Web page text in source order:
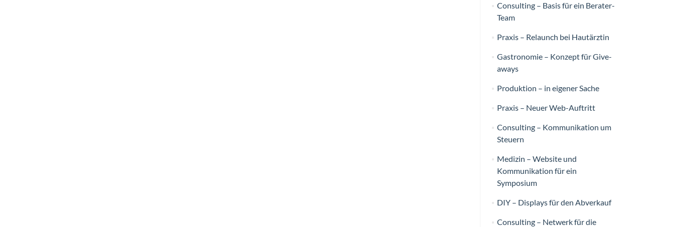
Consulting – Basis für ein Berater-
Team
Praxis – Relaunch bei Hautärztin
Gastronomie – Konzept für Give-
aways
Produktion – in eigener Sache
Praxis – Neuer Web-Auftritt
Consulting – Kommunikation um
Steuern
Medizin – Website und
Kommunikation für ein
Symposium
DIY – Displays für den Abverkauf
Consulting – Netwerk für die